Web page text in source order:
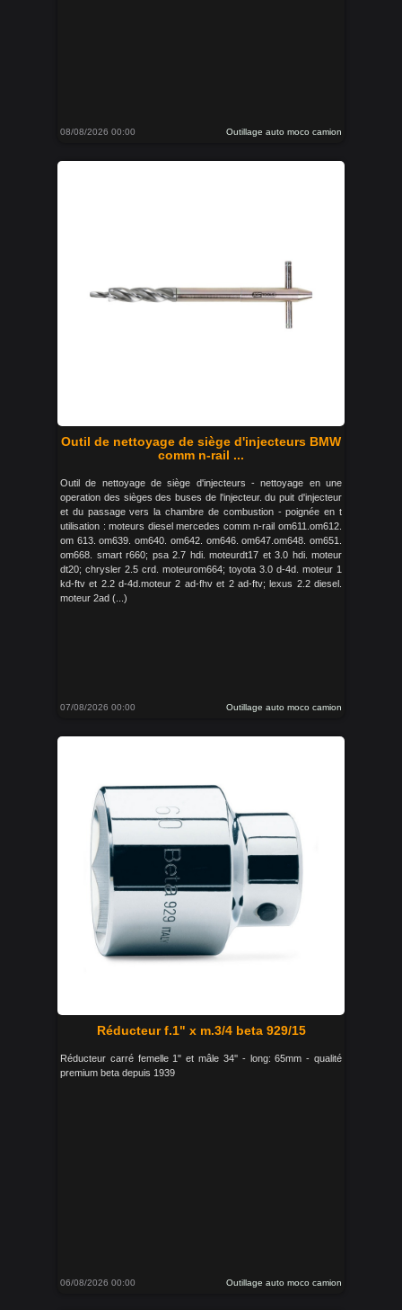
08/08/2026 00:00 Outillage auto moco camion
Outil de nettoyage de siège d'injecteurs BMW
comm n-rail ...
Outil de nettoyage de siège d'injecteurs - nettoyage en une
operation des sièges des buses de l'injecteur. du puit d'injecteur
et du passage vers la chambre de combustion - poignée en t
utilisation : moteurs diesel mercedes comm n-rail om611.om612.
om 613. om639. om640. om642. om646. om647.om648. om651.
om668. smart r660; psa 2.7 hdi. moteurdt17 et 3.0 hdi. moteur
dt20; chrysler 2.5 crd. moteurom664; toyota 3.0 d-4d. moteur 1
kd-ftv et 2.2 d-4d.moteur 2 ad-fhv et 2 ad-ftv; lexus 2.2 diesel.
moteur 2ad (...)
07/08/2026 00:00 Outillage auto moco camion
Réducteur f.1" x m.3/4 beta 929/15
Réducteur carré femelle 1" et mâle 34'' - long: 65mm - qualité
premium beta depuis 1939
06/08/2026 00:00 Outillage auto moco camion